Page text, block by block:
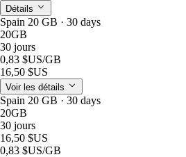
Détails
Spain 20 GB · 30 days
20GB
30 jours
0,83 $US/GB
16,50 $US
Voir les détails
Spain 20 GB · 30 days
20GB
30 jours
16,50 $US
0,83 $US/GB